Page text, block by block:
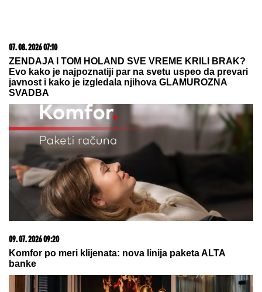
SELI SE U STAN SA BIVŠOM ŽENOMGlumac nakon
razvoda doneo neobičnu odluku, a sada pokazao
kako napreduju renovacije: "Nadgledanje"
Kako prepoznati OSOBU SA
DOBROM DUŠOM: Mudar savet
velikog DOSTOJEVSKOG svako
treba da zapamti
SMEDEREVU, PA OSTALI U ŠOKU
Pronašli gomilu predmeta, a kada su
ugledali OVO odmah je usledilo
hapšenje